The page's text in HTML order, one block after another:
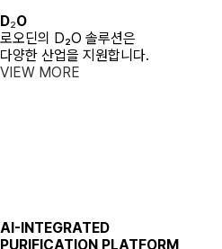
D₂O
로오딘의 D₂O 솔루션은
다양한 산업을 지원합니다.
VIEW MORE
AI-INTEGRATED
PURIFICATION PLATFORM